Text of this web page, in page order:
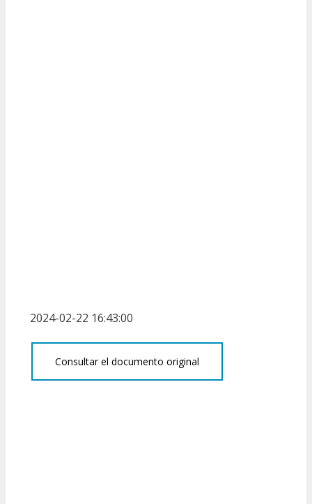
2024-02-22 16:43:00
Consultar el documento original